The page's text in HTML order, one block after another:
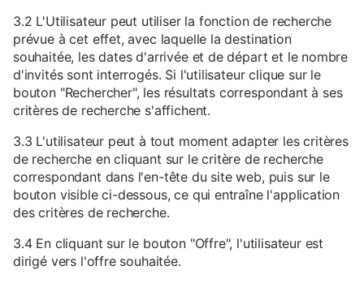
3.2 L'Utilisateur peut utiliser la fonction de recherche
prévue à cet effet, avec laquelle la destination
souhaitée, les dates d'arrivée et de départ et le nombre
d'invités sont interrogés. Si l'utilisateur clique sur le
bouton "Rechercher", les résultats correspondant à ses
critères de recherche s'affichent.
3.3 L'utilisateur peut à tout moment adapter les critères
de recherche en cliquant sur le critère de recherche
correspondant dans l'en-tête du site web, puis sur le
bouton visible ci-dessous, ce qui entraîne l'application
des critères de recherche.
3.4 En cliquant sur le bouton "Offre", l'utilisateur est
dirigé vers l'offre souhaitée.